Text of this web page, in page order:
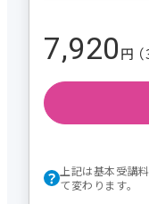
7,920円
上記は基本受講
て変わります。